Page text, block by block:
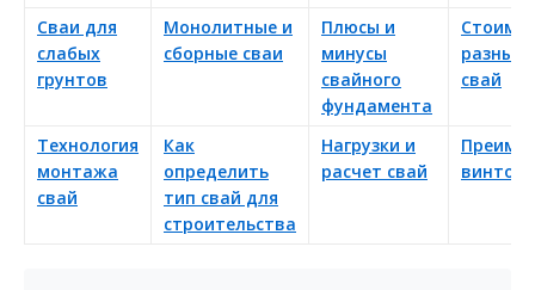
Сваи для
слабых
грунтов
Монолитные и
сборные сваи
Плюсы и
минусы
свайного
фундамента
разных
свай
Технология
монтажа
свай
Как
определить
тип свай для
строительства
Нагрузки и
расчет свай